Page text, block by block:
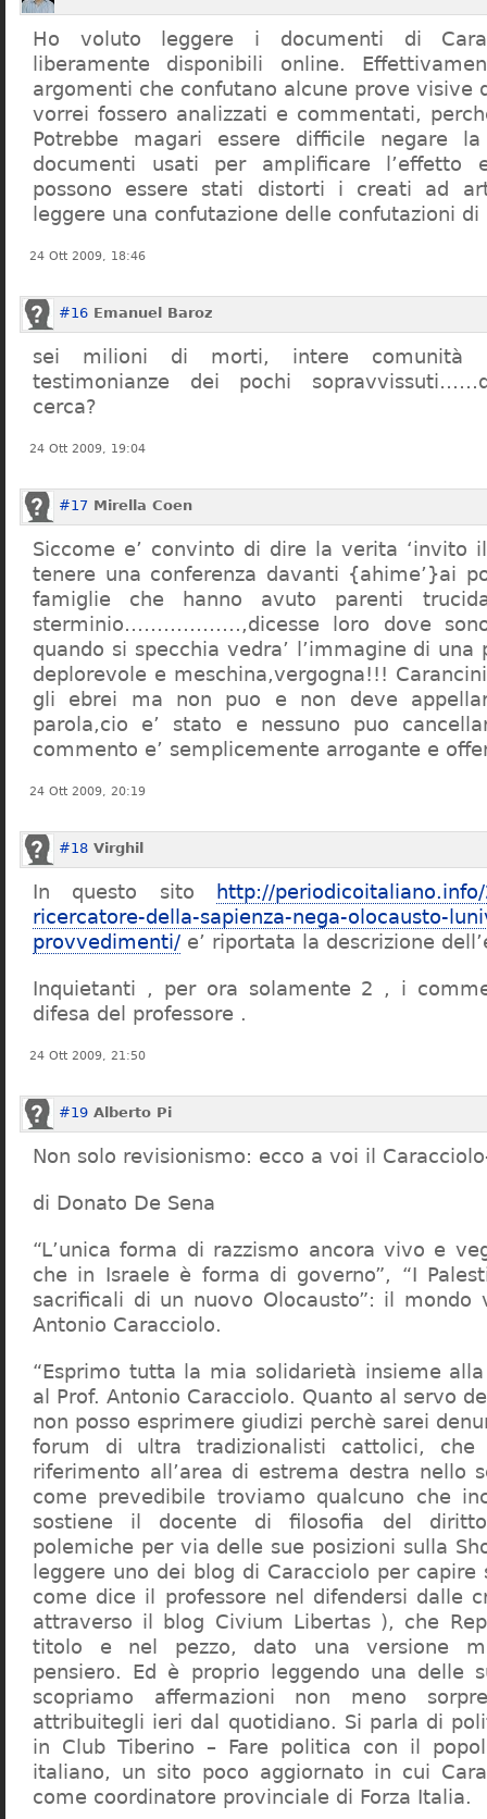
Ho voluto leggere i documenti di
liberamente disponibili online.
argomenti che confutano alcune prove visive
vorrei fossero analizzati e commentati,
Potrebbe magari essere difficile negare
documenti usati per amplificare l’effetto
possono essere stati distorti i creati ad
leggere una confutazione delle confutazioni di
24 Ott 2009, 18:46
#16 Emanuel Baroz
sei milioni di morti, intere comunità
testimonianze dei pochi
cerca?
24 Ott 2009, 19:04
#17 Mirella Coen
Siccome e’ convinto di dire la verita ‘invito
tenere una conferenza davanti {ahime’}ai
famiglie che hanno avuto parenti
sterminio………………,dicesse loro dove
quando si specchia vedra’ l’immagine di una
deplorevole e meschina,vergogna!!!
gli ebrei ma non puo e non deve
parola,cio e’ stato e nessuno puo
commento e’ semplicemente arrogante e
24 Ott 2009, 20:19
#18 Virghil
In questo sito
http://
ricercatore-della-sapienza-nega-olocausto-
provvedimenti/ e’ riportata la descrizione
Inquietanti , per ora solamente 2 , i
difesa del professore .
24 Ott 2009, 21:50
#19 Alberto Pi
Non solo revisionismo: ecco a voi il
di Donato De Sena
“L’unica forma di razzismo ancora vivo e
che in Israele è forma di governo”, “I
sacrificali di un nuovo Olocausto”: il mondo
Antonio Caracciolo.
“Esprimo tutta la mia solidarietà insieme
al Prof. Antonio Caracciolo. Quanto al servo
non posso esprimere giudizi perchè sarei
forum di ultra tradizionalisti cattolici,
riferimento all’area di estrema destra nello
come prevedibile troviamo qualcuno che
sostiene il docente di filosofia del
polemiche per via delle sue posizioni sulla
leggere uno dei blog di Caracciolo per
come dice il professore nel difendersi dalle
attraverso il blog Civium Libertas ), che
titolo e nel pezzo, dato una versione
pensiero. Ed è proprio leggendo una delle
scopriamo affermazioni non meno
attribuitegli ieri dal quotidiano. Si parla di
in Club Tiberino – Fare politica con il
italiano, un sito poco aggiornato in cui
come coordinatore provinciale di Forza Italia.